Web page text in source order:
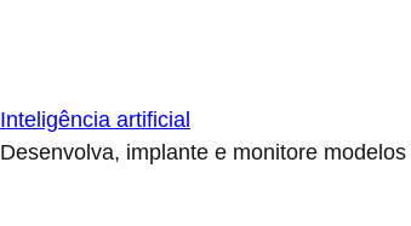
Inteligência artificial
Desenvolva, implante e monitore